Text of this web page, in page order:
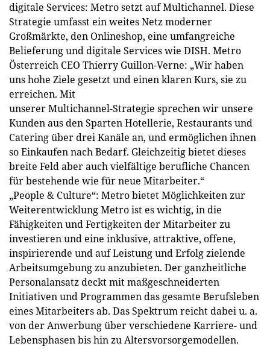
digitale Services: Metro setzt auf Multichannel. Diese
Strategie umfasst ein weites Netz moderner
Großmärkte, den Onlineshop, eine umfangreiche
Belieferung und digitale Services wie DISH. Metro
Österreich CEO Thierry Guillon-Verne: „Wir haben
uns hohe Ziele gesetzt und einen klaren Kurs, sie zu
erreichen. Mit
unserer Multichannel-Strategie sprechen wir unsere
Kunden aus den Sparten Hotellerie, Restaurants und
Catering über drei Kanäle an, und ermöglichen ihnen
so Einkaufen nach Bedarf. Gleichzeitig bietet dieses
breite Feld aber auch vielfältige berufliche Chancen
für bestehende wie für neue Mitarbeiter.“
„People & Culture“: Metro bietet Möglichkeiten zur
Weiterentwicklung Metro ist es wichtig, in die
Fähigkeiten und Fertigkeiten der Mitarbeiter zu
investieren und eine inklusive, attraktive, offene,
inspirierende und auf Leistung und Erfolg zielende
Arbeitsumgebung zu anzubieten. Der ganzheitliche
Personalansatz deckt mit maßgeschneiderten
Initiativen und Programmen das gesamte Berufsleben
eines Mitarbeiters ab. Das Spektrum reicht dabei u. a.
von der Anwerbung über verschiedene Karriere- und
Lebensphasen bis hin zu Altersvorsorgemodellen.